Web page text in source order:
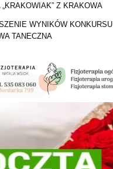
Z KRAKOWA
WYNIKÓW KONKURSU
TANECZNA